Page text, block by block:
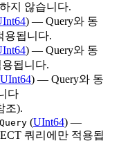
지 않습니다.
) — Query와 동
용됩니다.
) — Query와 동
됩니다.
UInt64) — Query와 동
다
조).
(UInt64) —
쿼리에만 적용됩